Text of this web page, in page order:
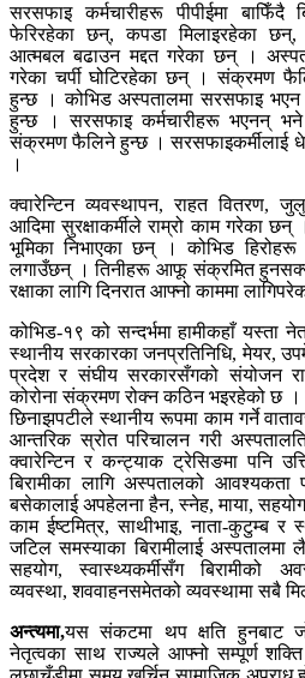
सरसफाइ कर्मचारीहरू पीपीईमा
फेरिरहेका छन्, कपडा मिलाइरहेका छन्,
आत्मबल बढाउन मद्दत गरेका छन् ।
गरेका चर्पी घोटिरहेका छन् । संक्रमण
हुन्छ । कोभिड अस्पतालमा सरसफाइ
हुन्छ । सरसफाइ कर्मचारीहरू भएनन्
संक्रमण फैलिने हुन्छ । सरसफाइकर्मीलाई
।
क्वारेन्टिन व्यवस्थापन, राहत वितरण,
आदिमा सुरक्षाकर्मीले राम्रो काम गरेका
भूमिका निभाएका छन् । कोभिड
लगाउँछन् । तिनीहरू आफू संक्रमित
रक्षाका लागि दिनरात आफ्नो काममा
कोभिड-१९ को सन्दर्भमा हामीकहाँ यस्ता
स्थानीय सरकारका जनप्रतिनिधि, मेयर,
प्रदेश र संघीय सरकारसँगको संयोजन
कोरोना संक्रमण रोक्न कठिन भइरहेको छ
छिनाझपटीले स्थानीय रूपमा काम गर्ने
आन्तरिक स्रोत परिचालन गरी
क्वारेन्टिन र कन्ट्याक ट्रेसिङमा पनि
बिरामीका लागि अस्पतालको
बसेकालाई अपहेलना हैन, स्नेह, माया,
काम ईष्टमित्र, साथीभाइ, नाता-कुटुम्ब र
जटिल समस्याका बिरामीलाई अस्पतालमा
सहयोग, स्वास्थ्यकर्मीसँग बिरामीको
व्यवस्था, शववाहनसमेतको व्यवस्थामा सबै
अन्त्यमा,यस संकटमा थप क्षति हुनबाट
नेतृत्वका साथ राज्यले आफ्नो सम्पूर्ण